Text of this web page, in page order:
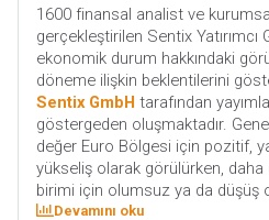
1600 finansal analist ve kurumsal
gerçekleştirilen Sentix Yatırımcı
ekonomik durum hakkındaki
döneme ilişkin beklentilerini
Sentix GmbH tarafından
göstergeden oluşmaktadır.
değer Euro Bölgesi için pozitif,
yükseliş olarak görülürken, daha
birimi için olumsuz ya da düşüş
Devamını oku